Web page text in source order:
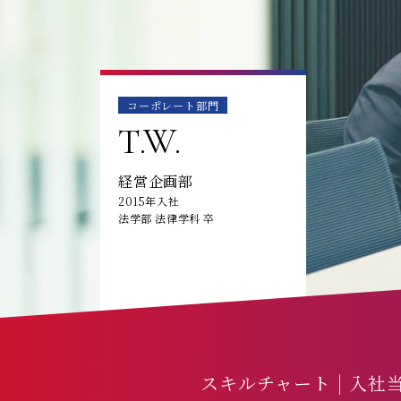
コーポレート部門
T.W.
経営企画部
2015年入社
法学部 法律学科 卒
スキルチャート | 入社